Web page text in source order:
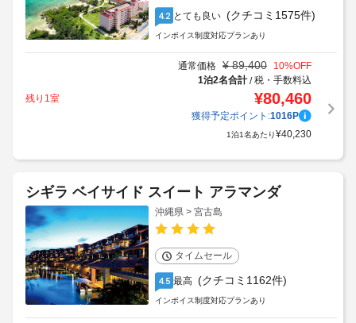
4.2 とても良い (クチコミ1575件)
インボイス制度対応プランあり
通常価格 ¥ 89,400 10%OFF
1泊2名合計/税・手数料込
残り1室
¥80,460
獲得予定ポイント:1016P
1泊1名あたり¥40,230
シギラ ベイサイド スイート アラマンダ
沖縄県 > 宮古島
タイムセール
4.5 最高 (クチコミ1162件)
インボイス制度対応プランあり